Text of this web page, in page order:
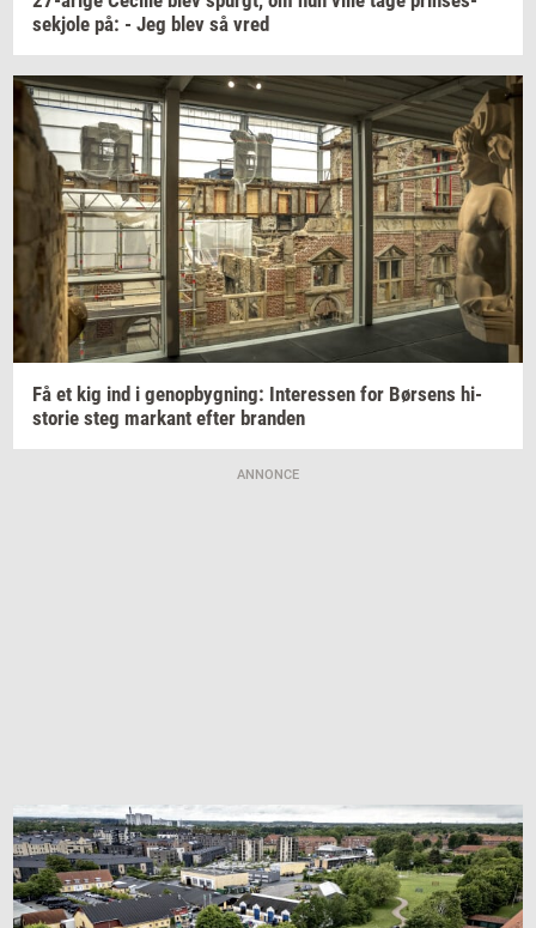
sekjo­le på: - Jeg blev så vred
Få et kig ind i genop­byg­ning: In­ter­es­sen for Bør­sens hi­
sto­rie steg mar­kant efter bran­den
ANNONCE